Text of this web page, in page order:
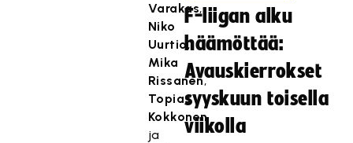
Varakas,
Niko
Uurtio,
Mika
Rissanen,
Topias
Kokkonen
ja
F-liigan alku
häämöttää:
Avauskierrokset
syyskuun toisella
viikolla